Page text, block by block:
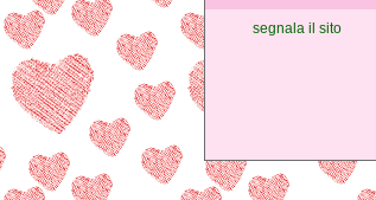
segnala il sito